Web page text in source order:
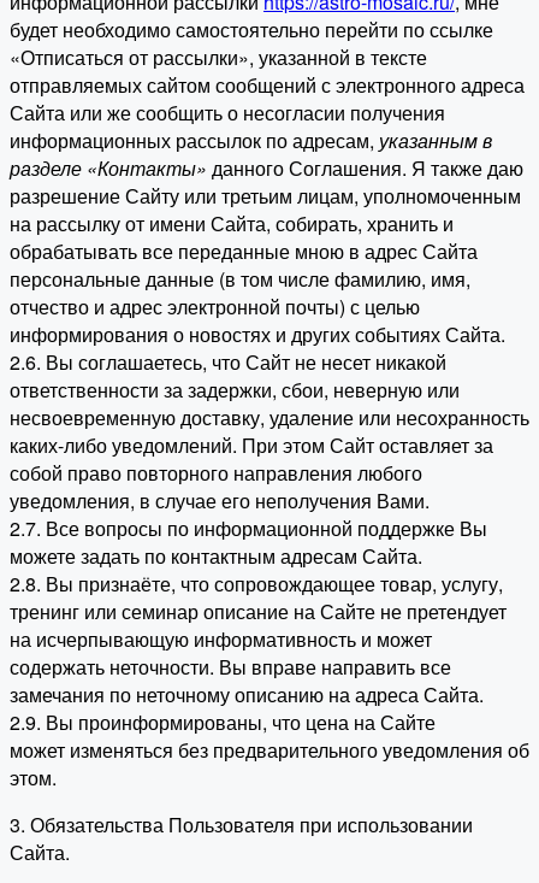
будет необходимо самостоятельно перейти по ссылке
«Отписаться от рассылки», указанной в тексте
отправляемых сайтом сообщений с электронного адреса
Сайта или же сообщить о несогласии получения
информационных рассылок по адресам, указанным в
разделе «Контакты» данного Соглашения. Я также даю
разрешение Сайту или третьим лицам, уполномоченным
на рассылку от имени Сайта, собирать, хранить и
обрабатывать все переданные мною в адрес Сайта
персональные данные (в том числе фамилию, имя,
отчество и адрес электронной почты) с целью
информирования о новостях и других событиях Сайта.
2.6. Вы соглашаетесь, что Сайт не несет никакой
ответственности за задержки, сбои, неверную или
несвоевременную доставку, удаление или несохранность
каких-либо уведомлений. При этом Сайт оставляет за
собой право повторного направления любого
уведомления, в случае его неполучения Вами.
2.7. Все вопросы по информационной поддержке Вы
можете задать по контактным адресам Сайта.
2.8. Вы признаёте, что сопровождающее товар, услугу,
тренинг или семинар описание на Сайте не претендует
на исчерпывающую информативность и может
содержать неточности. Вы вправе направить все
замечания по неточному описанию на адреса Сайта.
2.9. Вы проинформированы, что цена на Сайте
может изменяться без предварительного уведомления об
этом.
3. Обязательства Пользователя при использовании
Сайта.